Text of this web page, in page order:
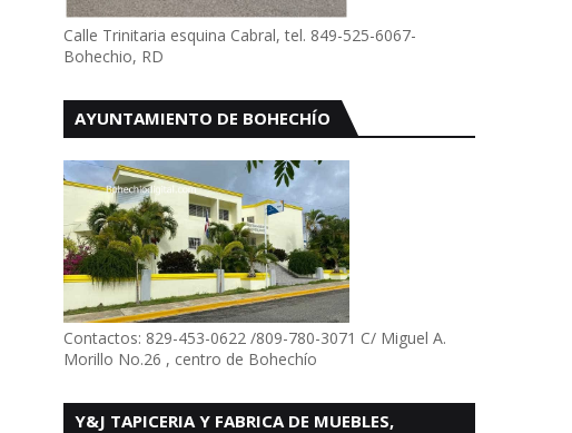
Calle Trinitaria esquina Cabral, tel. 849-525-6067-
Bohechio, RD
AYUNTAMIENTO DE BOHECHÍO
Contactos: 829-453-0622 /809-780-3071 C/ Miguel A.
Morillo No.26 , centro de Bohechío
Y&J TAPICERIA Y FABRICA DE MUEBLES,